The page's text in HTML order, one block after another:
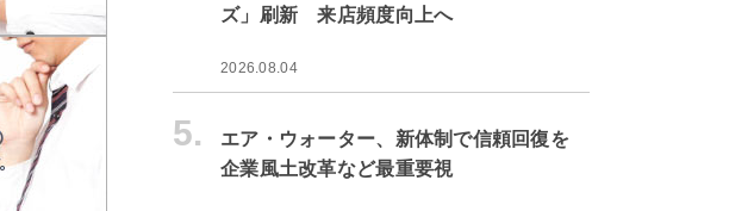
ズ」刷新 来店頻度向上へ
2026.08.04
5.
エア・ウォーター、新体制で信頼回復を
企業風土改革など最重要視